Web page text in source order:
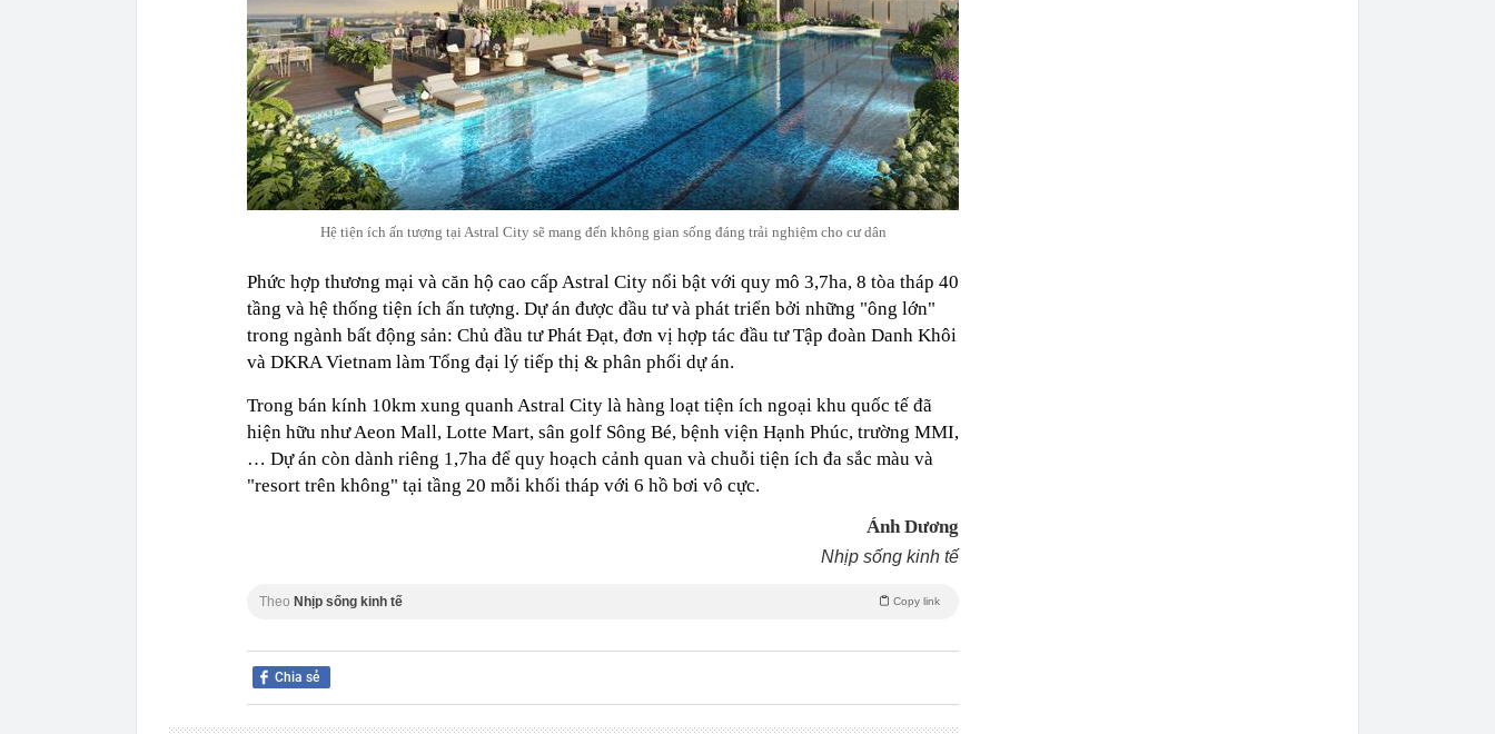
Hệ tiện ích ấn tượng tại Astral City sẽ mang đến không gian sống đáng trải nghiệm cho cư dân
Phức hợp thương mại và căn hộ cao cấp Astral City nổi bật với quy mô 3,7ha, 8 tòa tháp 40
tầng và hệ thống tiện ích ấn tượng. Dự án được đầu tư và phát triển bởi những "ông lớn"
trong ngành bất động sản: Chủ đầu tư Phát Đạt, đơn vị hợp tác đầu tư Tập đoàn Danh Khôi
và DKRA Vietnam làm Tổng đại lý tiếp thị & phân phối dự án.
Trong bán kính 10km xung quanh Astral City là hàng loạt tiện ích ngoại khu quốc tế đã
hiện hữu như Aeon Mall, Lotte Mart, sân golf Sông Bé, bệnh viện Hạnh Phúc, trường MMI,
… Dự án còn dành riêng 1,7ha để quy hoạch cảnh quan và chuỗi tiện ích đa sắc màu và
"resort trên không" tại tầng 20 mỗi khối tháp với 6 hồ bơi vô cực.
Ánh Dương
Nhịp sống kinh tế
Theo Nhịp sống kinh tế Copy link
Chia sẻ